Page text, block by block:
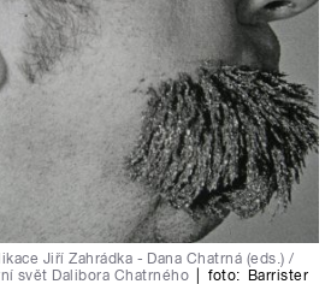
Jiří Zahrádka - Dana Chatrná (eds.) /
svět Dalibora Chatrného
foto:
Barrister